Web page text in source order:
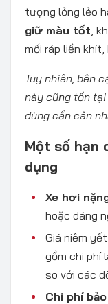
tượng lỏng lẻo
giữ màu tốt,
mối ráp liền
Tuy nhiên, bên
này cũng tồn
dùng cần cân
Một số hạn
dụng
Xe hơi
hoặc dáng
Giá niêm
gồm chi phí
so với các
Chi phí